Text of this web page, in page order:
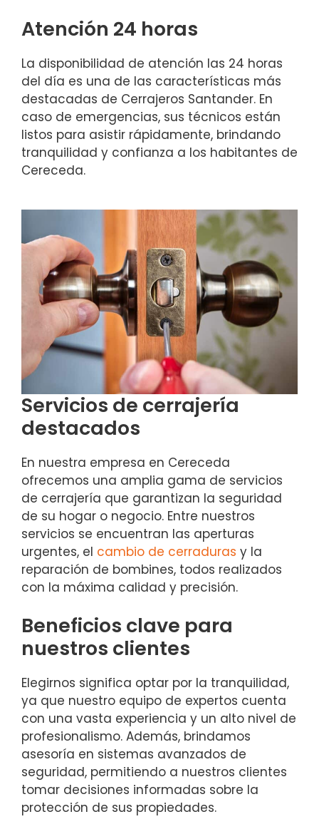
Atención 24 horas
La disponibilidad de atención las 24 horas
del día es una de las características más
destacadas de Cerrajeros Santander. En
caso de emergencias, sus técnicos están
listos para asistir rápidamente, brindando
tranquilidad y confianza a los habitantes de
Cereceda.
Servicios de cerrajería
destacados
En nuestra empresa en Cereceda
ofrecemos una amplia gama de servicios
de cerrajería que garantizan la seguridad
de su hogar o negocio. Entre nuestros
servicios se encuentran las aperturas
urgentes, el cambio de cerraduras y la
reparación de bombines, todos realizados
con la máxima calidad y precisión.
Beneficios clave para
nuestros clientes
Elegirnos significa optar por la tranquilidad,
ya que nuestro equipo de expertos cuenta
con una vasta experiencia y un alto nivel de
profesionalismo. Además, brindamos
asesoría en sistemas avanzados de
seguridad, permitiendo a nuestros clientes
tomar decisiones informadas sobre la
protección de sus propiedades.